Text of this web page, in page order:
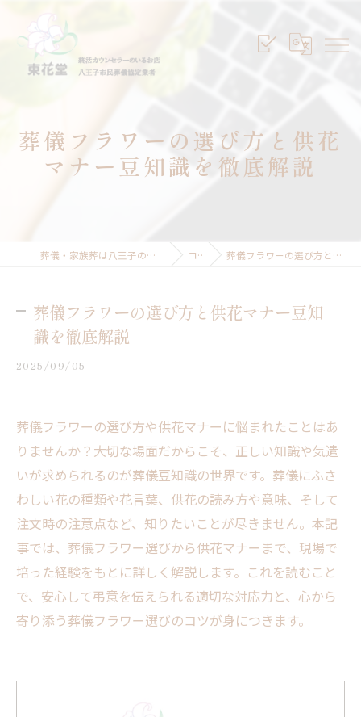
葬儀フラワーの選び方と供花
マナー豆知識を徹底解説
葬儀・家族葬は八王子のセレモニープランニング東花堂 コラム 葬儀フラワーの選び方と供花マナー豆知識を徹底解説
葬儀フラワーの選び方と供花マナー豆知
識を徹底解説
2025/09/05
葬儀フラワーの選び方や供花マナーに悩まれたことはあ
りませんか？大切な場面だからこそ、正しい知識や気遣
いが求められるのが葬儀豆知識の世界です。葬儀にふさ
わしい花の種類や花言葉、供花の読み方や意味、そして
注文時の注意点など、知りたいことが尽きません。本記
事では、葬儀フラワー選びから供花マナーまで、現場で
培った経験をもとに詳しく解説します。これを読むこと
で、安心して弔意を伝えられる適切な対応力と、心から
寄り添う葬儀フラワー選びのコツが身につきます。